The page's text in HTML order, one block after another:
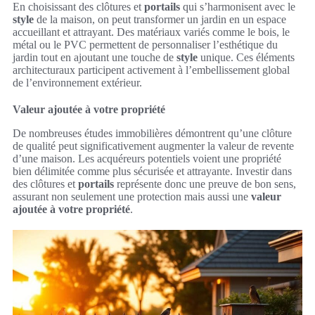
En choisissant des clôtures et portails qui s’harmonisent avec le
style de la maison, on peut transformer un jardin en un espace
accueillant et attrayant. Des matériaux variés comme le bois, le
métal ou le PVC permettent de personnaliser l’esthétique du
jardin tout en ajoutant une touche de style unique. Ces éléments
architecturaux participent activement à l’embellissement global
de l’environnement extérieur.
Valeur ajoutée à votre propriété
De nombreuses études immobilières démontrent qu’une clôture
de qualité peut significativement augmenter la valeur de revente
d’une maison. Les acquéreurs potentiels voient une propriété
bien délimitée comme plus sécurisée et attrayante. Investir dans
des clôtures et portails représente donc une preuve de bon sens,
assurant non seulement une protection mais aussi une valeur
ajoutée à votre propriété.